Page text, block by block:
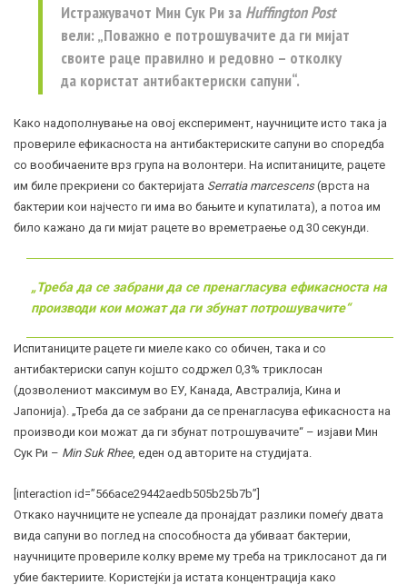
Истражувачот Мин Сук Ри за Huffington Post
вели: „Поважно е потрошувачите да ги мијат
своите раце правилно и редовно – отколку
да користат антибактериски сапуни“.
Како надополнување на овој експеримент, научниците исто така ја
провериле ефикасноста на антибактериските сапуни во споредба
со вообичаените врз група на волонтери. На испитаниците, рацете
им биле прекриени со бактеријата Serratia marcescens(врста на
бактерии кои најчесто ги има во бањите и купатилата), а потоа им
било кажано да ги мијат рацете во времетраење од 30 секунди.
„Треба да се забрани да се пренагласува ефикасноста на
производи кои можат да ги збунат потрошувачите“
Испитаниците рацете ги миеле како со обичен, така и со
антибактериски сапун којшто содржел 0,3% триклосан
(дозволениот максимум во ЕУ, Канада, Австралија, Кина и
Јапонија). „Треба да се забрани да се пренагласува ефикасноста на
производи кои можат да ги збунат потрошувачите“ – изјави Мин
Сук Ри – Min Suk Rhee, еден од авторите на студијата.
[interaction id=”566ace29442aedb505b25b7b”]
Откако научниците не успеале да пронајдат разлики помеѓу двата
вида сапуни во поглед на способноста да убиваат бактерии,
научниците провериле колку време му треба на триклосанот да ги
убие бактериите. Користејќи ја истата концентрација како